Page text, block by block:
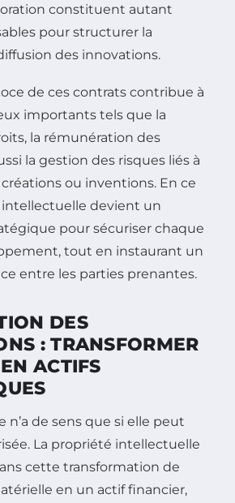
constituent autant
pour structurer la
des innovations.
de ces contrats contribue à
importants tels que la
la rémunération des
la gestion des risques liés à
ou inventions. En ce
intellectuelle devient un
pour sécuriser chaque
tout en instaurant un
entre les parties prenantes.
DES
: TRANSFORMER
ACTIFS
n’a de sens que si elle peut
La propriété intellectuelle
cette transformation de
en un actif financier,